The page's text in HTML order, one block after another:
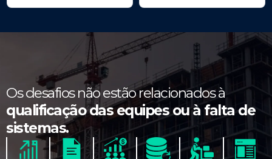
Os desafios não estão relacionados à
qualificação das equipes ou à falta de
sistemas.